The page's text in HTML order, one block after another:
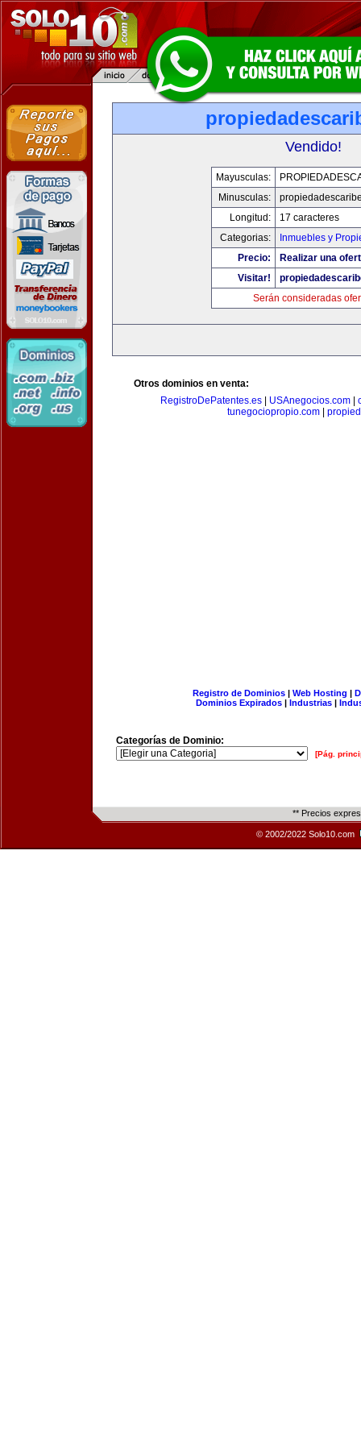
Vendido!
Mayusculas:
Minusculas:
Longitud:
17 caracteres
Categorias:
Inmuebles y
Precio:
Realizar una
Visitar!
Serán consideradas
Otros dominios en venta:
RegistroDePatentes.es
USAnegocios.com
tunegociopropio.com|
Registro de Dominios| Web Hosting |
Dominios Expirados | Industrias |
Categorías de Dominio:
[Pág.
** Precios
© 2002/2022 Solo10.com